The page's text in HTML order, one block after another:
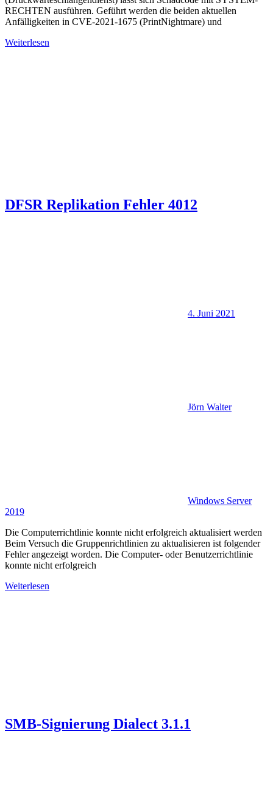
RECHTEN ausführen. Geführt werden die beiden aktuellen
Anfälligkeiten in CVE-2021-1675 (PrintNightmare) und
Weiterlesen
DFSR Replikation Fehler 4012
4. Juni 2021
Jörn Walter
Windows Server
2019
Die Computerrichtlinie konnte nicht erfolgreich aktualisiert werden
Beim Versuch die Gruppenrichtlinien zu aktualisieren ist folgender
Fehler angezeigt worden. Die Computer- oder Benutzerrichtlinie
konnte nicht erfolgreich
Weiterlesen
SMB-Signierung Dialect 3.1.1